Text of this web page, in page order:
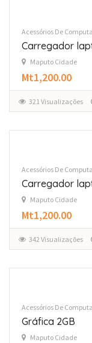
Acessórios De
Carregador
Maputo Cidade
Mt1,200.00
321 Visualizações
Acessórios De
Carregador
Maputo Cidade
Mt1,200.00
342 Visualizações
Acessórios De
Gráfica 2GB
Maputo Cidade